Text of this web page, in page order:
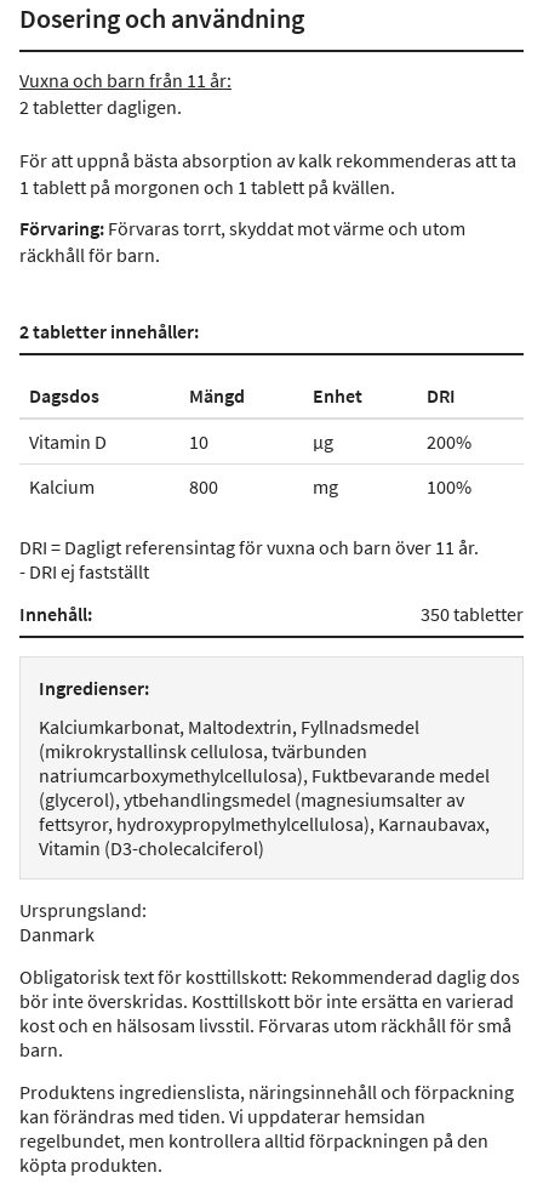
Dosering och användning
Vuxna och barn från 11 år:
2 tabletter dagligen.
För att uppnå bästa absorption av kalk rekommenderas att ta
1 tablett på morgonen och 1 tablett på kvällen.
Förvaring: Förvaras torrt, skyddat mot värme och utom
räckhåll för barn.
2 tabletter innehåller:
Dagsdos Mängd Enhet
DRI
Vitamin D
10 µg
200%
Kalcium
800 mg 100%
DRI = Dagligt referensintag för vuxna och barn över 11 år.
- DRI ej fastställt
Innehåll:
350 tabletter
Ingredienser:
Kalciumkarbonat, Maltodextrin, Fyllnadsmedel
(mikrokrystallinsk cellulosa, tvärbunden
natriumcarboxymethylcellulosa), Fuktbevarande medel
(glycerol), ytbehandlingsmedel (magnesiumsalter av
fettsyror, hydroxypropylmethylcellulosa), Karnaubavax,
Vitamin (D3-cholecalciferol)
Ursprungsland:
Danmark
Obligatorisk text för kosttillskott: Rekommenderad daglig dos
bör inte överskridas. Kosttillskott bör inte ersätta en varierad
kost och en hälsosam livsstil. Förvaras utom räckhåll för små
barn.
Produktens ingredienslista, näringsinnehåll och förpackning
kan förändras med tiden. Vi uppdaterar hemsidan
regelbundet, men kontrollera alltid förpackningen på den
köpta produkten.